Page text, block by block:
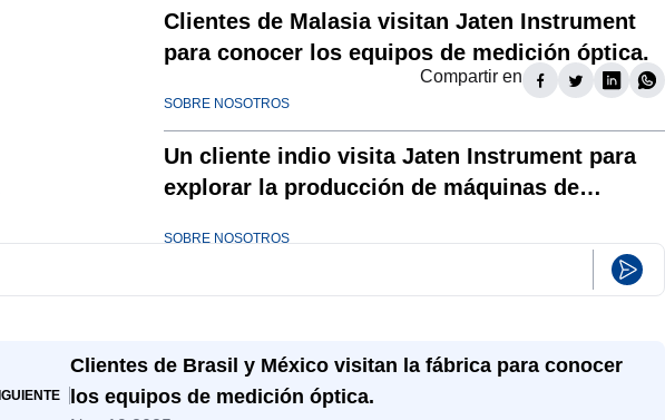
Clientes de Malasia visitan Jaten Instrument
para conocer los equipos de medición óptica.
SOBRE NOSOTROS
Un cliente indio visita Jaten Instrument para
explorar la producción de máquinas de
SOBRE NOSOTROS
Compartir en
Clientes de Brasil y México visitan la fábrica para conocer
los equipos de medición óptica.